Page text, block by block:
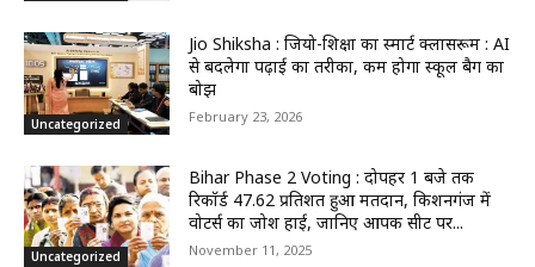
Uncategorized
Jio Shiksha : जियो-शिक्षा का स्मार्ट क्लासरूम : AI
से बदलेगा पढ़ाई का तरीका, कम होगा स्कूल बैग का
बोझ
February 23, 2026
Uncategorized
Bihar Phase 2 Voting : दोपहर 1 बजे तक
रिकॉर्ड 47.62 प्रतिशत हुआ मतदान, किशनगंज में
वोटर्स का जोश हाई, जानिए आपकी सीट पर...
November 11, 2025